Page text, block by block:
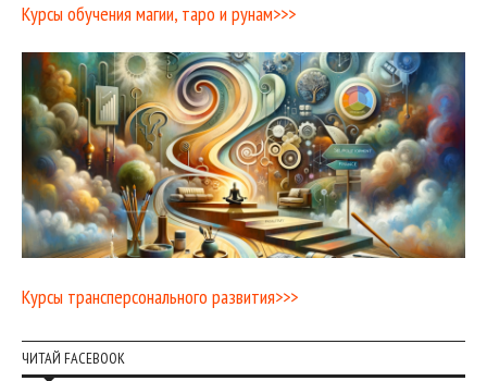
Курсы обучения магии, таро и рунам>>>
Курсы трансперсонального развития>>>
ЧИТАЙ FACEBOOK